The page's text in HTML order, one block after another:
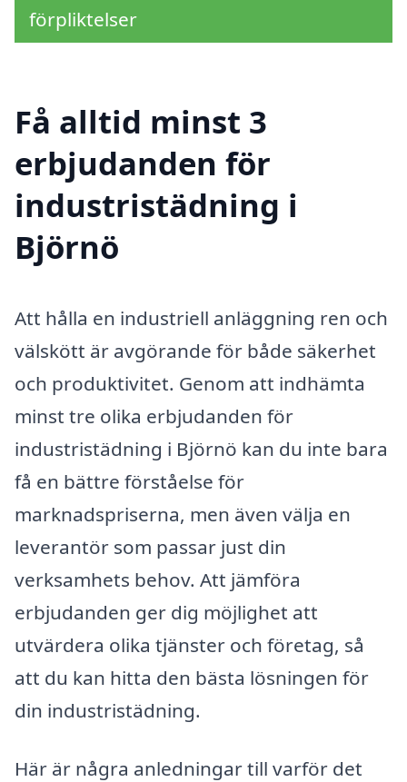
förpliktelser
Få alltid minst 3
erbjudanden för
industristädning i
Björnö
Att hålla en industriell anläggning ren och
välskött är avgörande för både säkerhet
och produktivitet. Genom att indhämta
minst tre olika erbjudanden för
industristädning i Björnö kan du inte bara
få en bättre förståelse för
marknadspriserna, men även välja en
leverantör som passar just din
verksamhets behov. Att jämföra
erbjudanden ger dig möjlighet att
utvärdera olika tjänster och företag, så
att du kan hitta den bästa lösningen för
din industristädning.
Här är några anledningar till varför det